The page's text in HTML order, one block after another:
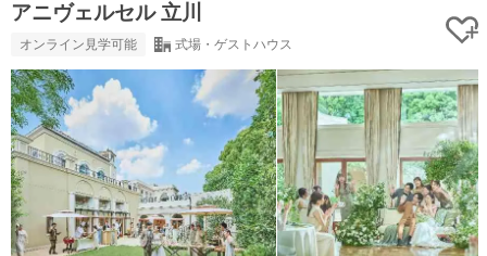
アニヴェルセル 立川
オンライン見学可能 式場・ゲストハウス